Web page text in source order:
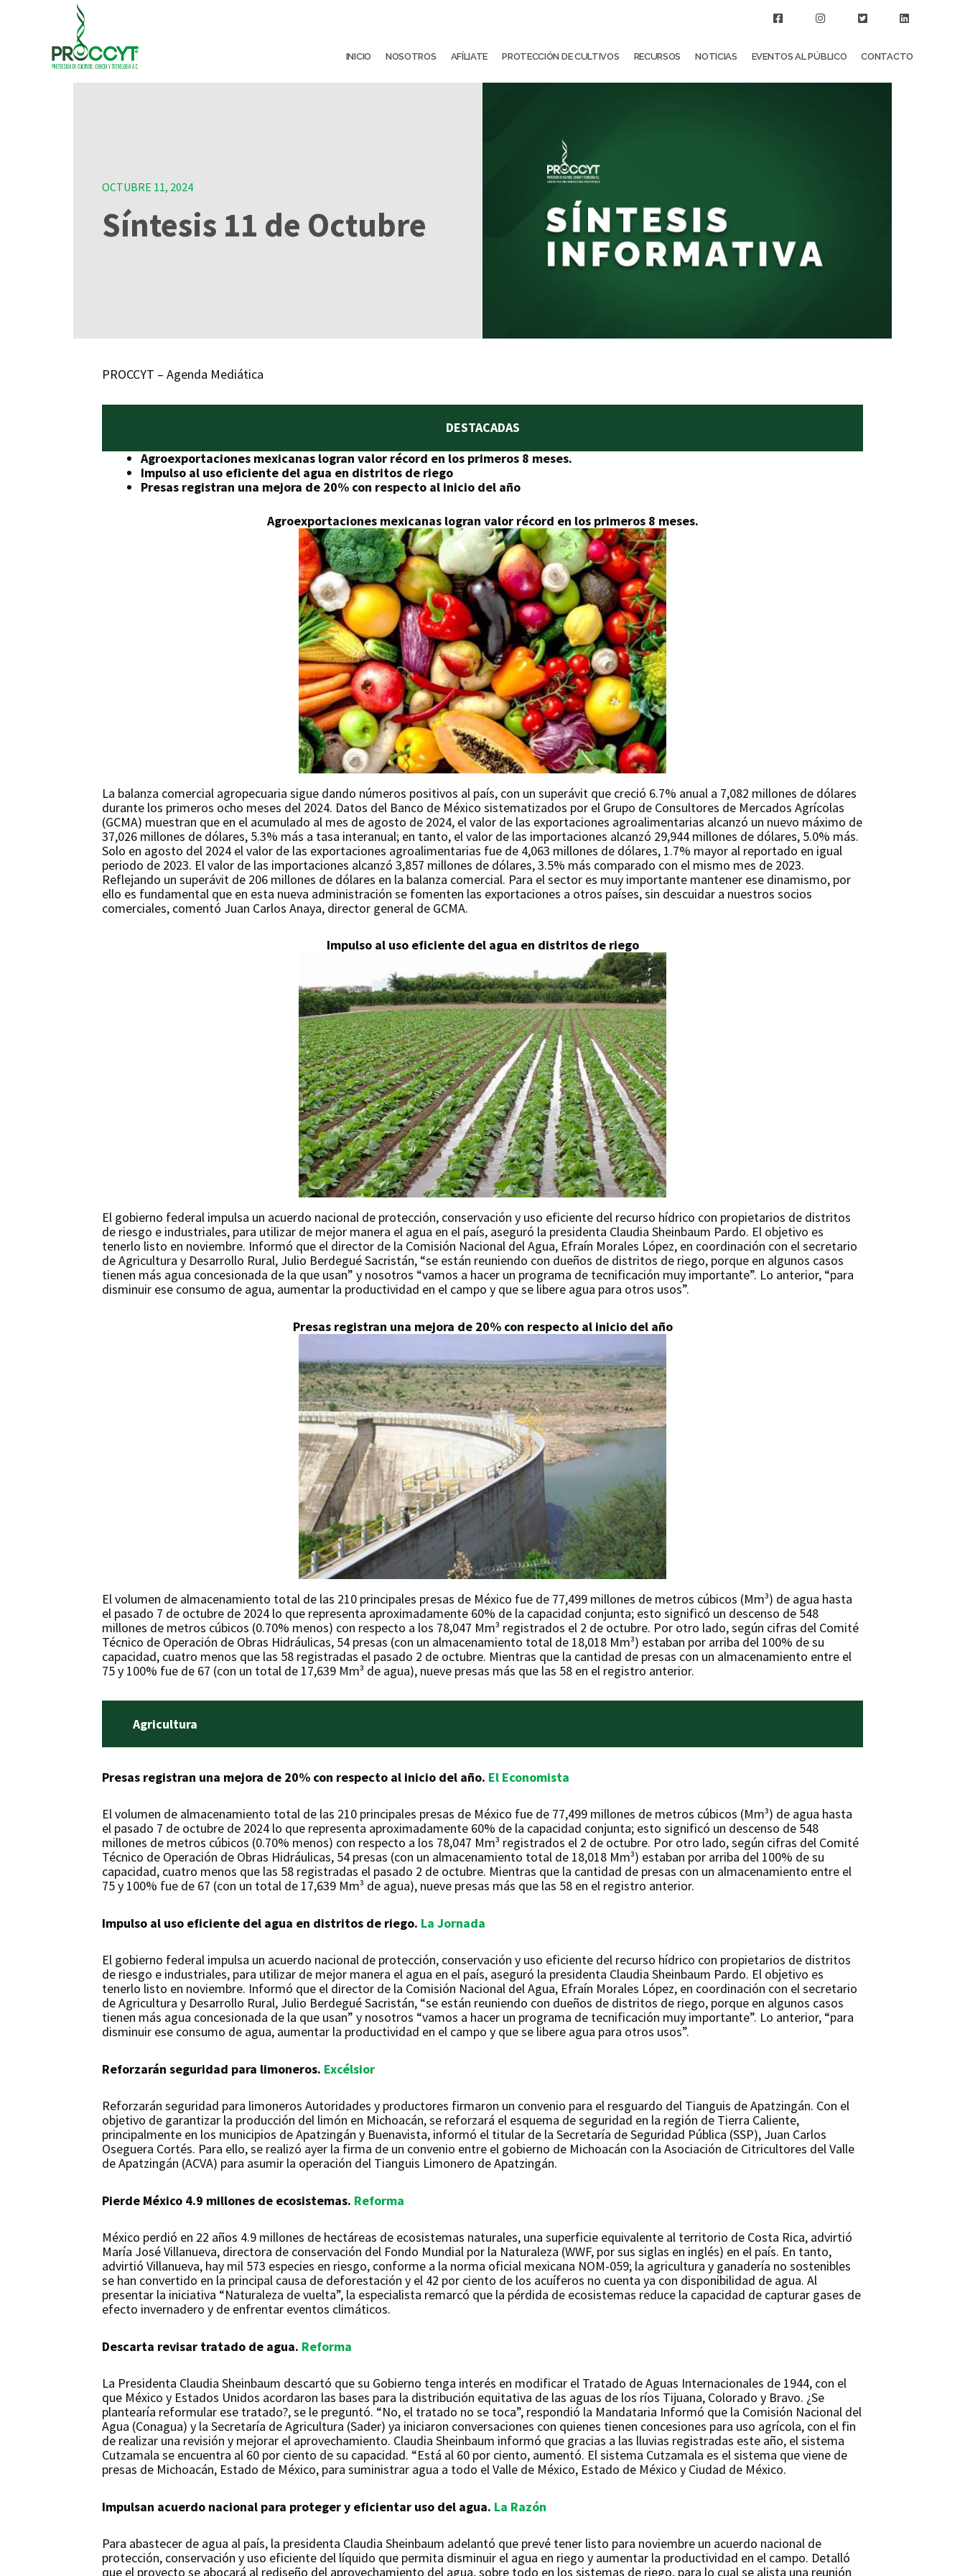
INICIO NOSOTROS AFÍLIATE PROTECCIÓN DE CULTIVOS RECURSOS NOTICIAS EVENTOS AL PÚBLICO CONTACTO
OCTUBRE 11, 2024
Síntesis 11 de Octubre
PROCCYT – Agenda Mediática
DESTACADAS
Agroexportaciones mexicanas logran valor récord en los primeros 8 meses.
Impulso al uso eficiente del agua en distritos de riego
Presas registran una mejora de 20% con respecto al inicio del año
Agroexportaciones mexicanas logran valor récord en los primeros 8 meses.
La balanza comercial agropecuaria sigue dando números positivos al país, con un superávit que creció 6.7% anual a 7,082 millones de dólares
durante los primeros ocho meses del 2024. Datos del Banco de México sistematizados por el Grupo de Consultores de Mercados Agrícolas
(GCMA) muestran que en el acumulado al mes de agosto de 2024, el valor de las exportaciones agroalimentarias alcanzó un nuevo máximo de
37,026 millones de dólares, 5.3% más a tasa interanual; en tanto, el valor de las importaciones alcanzó 29,944 millones de dólares, 5.0% más.
Solo en agosto del 2024 el valor de las exportaciones agroalimentarias fue de 4,063 millones de dólares, 1.7% mayor al reportado en igual
periodo de 2023. El valor de las importaciones alcanzó 3,857 millones de dólares, 3.5% más comparado con el mismo mes de 2023.
Reflejando un superávit de 206 millones de dólares en la balanza comercial. Para el sector es muy importante mantener ese dinamismo, por
ello es fundamental que en esta nueva administración se fomenten las exportaciones a otros países, sin descuidar a nuestros socios
comerciales, comentó Juan Carlos Anaya, director general de GCMA.
Impulso al uso eficiente del agua en distritos de riego
El gobierno federal impulsa un acuerdo nacional de protección, conservación y uso eficiente del recurso hídrico con propietarios de distritos
de riesgo e industriales, para utilizar de mejor manera el agua en el país, aseguró la presidenta Claudia Sheinbaum Pardo. El objetivo es
tenerlo listo en noviembre. Informó que el director de la Comisión Nacional del Agua, Efraín Morales López, en coordinación con el secretario
de Agricultura y Desarrollo Rural, Julio Berdegué Sacristán, “se están reuniendo con dueños de distritos de riego, porque en algunos casos
tienen más agua concesionada de la que usan” y nosotros “vamos a hacer un programa de tecnificación muy importante”. Lo anterior, “para
disminuir ese consumo de agua, aumentar la productividad en el campo y que se libere agua para otros usos”.
Presas registran una mejora de 20% con respecto al inicio del año
El volumen de almacenamiento total de las 210 principales presas de México fue de 77,499 millones de metros cúbicos (Mm³) de agua hasta
el pasado 7 de octubre de 2024 lo que representa aproximadamente 60% de la capacidad conjunta; esto significó un descenso de 548
millones de metros cúbicos (0.70% menos) con respecto a los 78,047 Mm³ registrados el 2 de octubre. Por otro lado, según cifras del Comité
Técnico de Operación de Obras Hidráulicas, 54 presas (con un almacenamiento total de 18,018 Mm³) estaban por arriba del 100% de su
capacidad, cuatro menos que las 58 registradas el pasado 2 de octubre. Mientras que la cantidad de presas con un almacenamiento entre el
75 y 100% fue de 67 (con un total de 17,639 Mm³ de agua), nueve presas más que las 58 en el registro anterior.
Agricultura
Presas registran una mejora de 20% con respecto al inicio del año. El Economista
El volumen de almacenamiento total de las 210 principales presas de México fue de 77,499 millones de metros cúbicos (Mm³) de agua hasta
el pasado 7 de octubre de 2024 lo que representa aproximadamente 60% de la capacidad conjunta; esto significó un descenso de 548
millones de metros cúbicos (0.70% menos) con respecto a los 78,047 Mm³ registrados el 2 de octubre. Por otro lado, según cifras del Comité
Técnico de Operación de Obras Hidráulicas, 54 presas (con un almacenamiento total de 18,018 Mm³) estaban por arriba del 100% de su
capacidad, cuatro menos que las 58 registradas el pasado 2 de octubre. Mientras que la cantidad de presas con un almacenamiento entre el
75 y 100% fue de 67 (con un total de 17,639 Mm³ de agua), nueve presas más que las 58 en el registro anterior.
Impulso al uso eficiente del agua en distritos de riego. La Jornada
El gobierno federal impulsa un acuerdo nacional de protección, conservación y uso eficiente del recurso hídrico con propietarios de distritos
de riesgo e industriales, para utilizar de mejor manera el agua en el país, aseguró la presidenta Claudia Sheinbaum Pardo. El objetivo es
tenerlo listo en noviembre. Informó que el director de la Comisión Nacional del Agua, Efraín Morales López, en coordinación con el secretario
de Agricultura y Desarrollo Rural, Julio Berdegué Sacristán, “se están reuniendo con dueños de distritos de riego, porque en algunos casos
tienen más agua concesionada de la que usan” y nosotros “vamos a hacer un programa de tecnificación muy importante”. Lo anterior, “para
disminuir ese consumo de agua, aumentar la productividad en el campo y que se libere agua para otros usos”.
Reforzarán seguridad para limoneros. Excélsior
Reforzarán seguridad para limoneros Autoridades y productores firmaron un convenio para el resguardo del Tianguis de Apatzingán. Con el
objetivo de garantizar la producción del limón en Michoacán, se reforzará el esquema de seguridad en la región de Tierra Caliente,
principalmente en los municipios de Apatzingán y Buenavista, informó el titular de la Secretaría de Seguridad Pública (SSP), Juan Carlos
Oseguera Cortés. Para ello, se realizó ayer la firma de un convenio entre el gobierno de Michoacán con la Asociación de Citricultores del Valle
de Apatzingán (ACVA) para asumir la operación del Tianguis Limonero de Apatzingán.
Pierde México 4.9 millones de ecosistemas. Reforma
México perdió en 22 años 4.9 millones de hectáreas de ecosistemas naturales, una superficie equivalente al territorio de Costa Rica, advirtió
María José Villanueva, directora de conservación del Fondo Mundial por la Naturaleza (WWF, por sus siglas en inglés) en el país. En tanto,
advirtió Villanueva, hay mil 573 especies en riesgo, conforme a la norma oficial mexicana NOM-059; la agricultura y ganadería no sostenibles
se han convertido en la principal causa de deforestación y el 42 por ciento de los acuíferos no cuenta ya con disponibilidad de agua. Al
presentar la iniciativa “Naturaleza de vuelta”, la especialista remarcó que la pérdida de ecosistemas reduce la capacidad de capturar gases de
efecto invernadero y de enfrentar eventos climáticos.
Descarta revisar tratado de agua. Reforma
La Presidenta Claudia Sheinbaum descartó que su Gobierno tenga interés en modificar el Tratado de Aguas Internacionales de 1944, con el
que México y Estados Unidos acordaron las bases para la distribución equitativa de las aguas de los ríos Tijuana, Colorado y Bravo. ¿Se
plantearía reformular ese tratado?, se le preguntó. “No, el tratado no se toca”, respondió la Mandataria Informó que la Comisión Nacional del
Agua (Conagua) y la Secretaría de Agricultura (Sader) ya iniciaron conversaciones con quienes tienen concesiones para uso agrícola, con el fin
de realizar una revisión y mejorar el aprovechamiento. Claudia Sheinbaum informó que gracias a las lluvias registradas este año, el sistema
Cutzamala se encuentra al 60 por ciento de su capacidad. “Está al 60 por ciento, aumentó. El sistema Cutzamala es el sistema que viene de
presas de Michoacán, Estado de México, para suministrar agua a todo el Valle de México, Estado de México y Ciudad de México.
Impulsan acuerdo nacional para proteger y eficientar uso del agua. La Razón
Para abastecer de agua al país, la presidenta Claudia Sheinbaum adelantó que prevé tener listo para noviembre un acuerdo nacional de
protección, conservación y uso eficiente del líquido que permita disminuir el agua en riego y aumentar la productividad en el campo. Detalló
que el proyecto se abocará al rediseño del aprovechamiento del agua, sobre todo en los sistemas de riego, para lo cual se alista una reunión